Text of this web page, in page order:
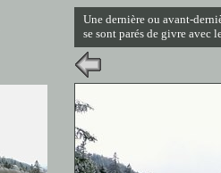
Une dernière ou avant-
se sont parés de givre avec